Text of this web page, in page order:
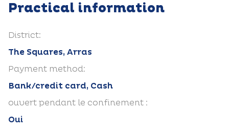
Practical information
District:
The Squares, Arras
Payment method:
Bank/credit card, Cash
ouvert pendant le confinement :
Oui